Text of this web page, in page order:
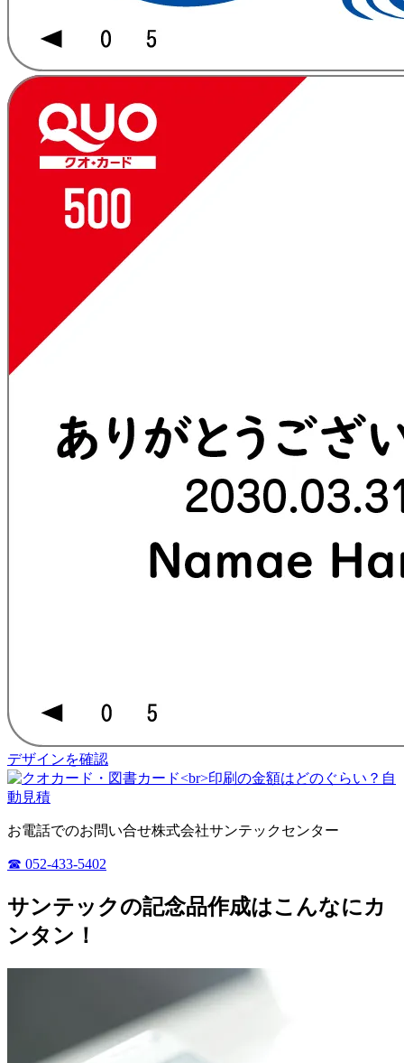
デザインを確認
お電話でのお問い合せ株式会社サンテックセンター
☎︎ 052-433-5402
サンテックの記念品作成はこんなにカ
ンタン！